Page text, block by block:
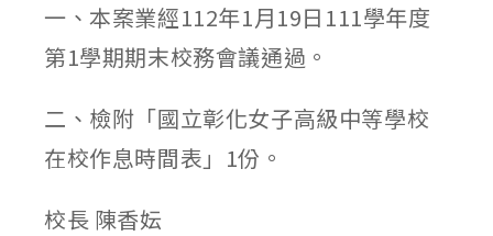
一、本案業經112年1月19日111學年度
第1學期期末校務會議通過。
二、檢附「國立彰化女子高級中等學校
在校作息時間表」1份。
校長 陳香妘